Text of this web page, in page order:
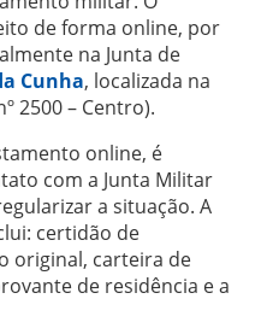
de forma online, por
na Junta de
Cunha, localizada na
2500 – Centro).
online, é
com a Junta Militar
a situação. A
certidão de
original, carteira de
de residência e a